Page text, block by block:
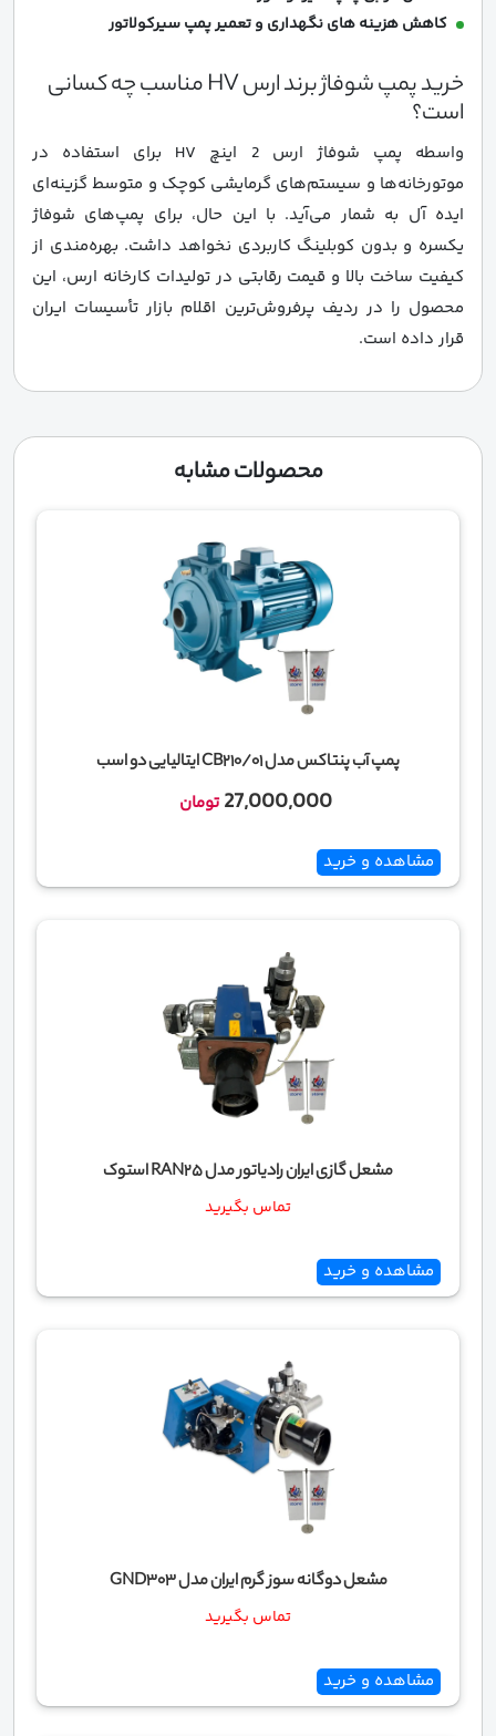
کاهش هزینه های نگهداری و تعمیر پمپ سیرکولاتور
خرید پمپ شوفاژ برند ارس HV مناسب چه کسانی
است؟
واسطه پمپ شوفاژ ارس 2 اینچ HV برای استفاده در
موتورخانه‌ها و سیستم‌های گرمایشی کوچک و متوسط گزینه‌ای
ایده آل به شمار می‌آید. با این حال، برای پمپ‌های شوفاژ
یکسره و بدون کوبلینگ کاربردی نخواهد داشت. بهره‌مندی از
کیفیت ساخت بالا و قیمت رقابتی در تولیدات کارخانه ارس، این
محصول را در ردیف پرفروش‌ترین اقلام بازار تأسیسات ایران
قرار داده است.
محصولات مشابه
پمپ آب پنتاکس مدل CB210/01 ایتالیایی دو اسب
27,000,000 تومان
مشاهده و خرید
مشعل گازی ایران رادیاتور مدل RAN25 استوک
تماس بگیرید
مشاهده و خرید
مشعل دوگانه سوز گرم ایران مدل GND303
تماس بگیرید
مشاهده و خرید